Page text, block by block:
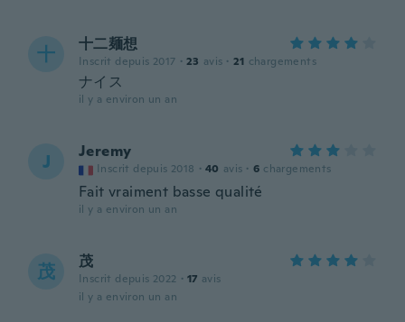
十 十二麺想
Inscrit depuis 2017 · 23 avis · 21 chargements
ナイス
il y a environ un an
J Jeremy
Inscrit depuis 2018 · 40 avis · 6 chargements
Fait vraiment basse qualité
il y a environ un an
茂 茂
Inscrit depuis 2022 · 17 avis
il y a environ un an